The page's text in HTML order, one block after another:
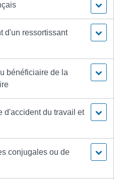
d'un ressortissant
bénéficiaire de la
d'accident du travail et
conjugales ou de